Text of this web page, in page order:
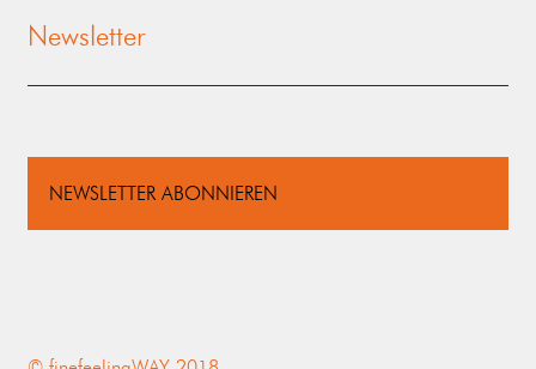
Newsletter
NEWSLETTER ABONNIEREN